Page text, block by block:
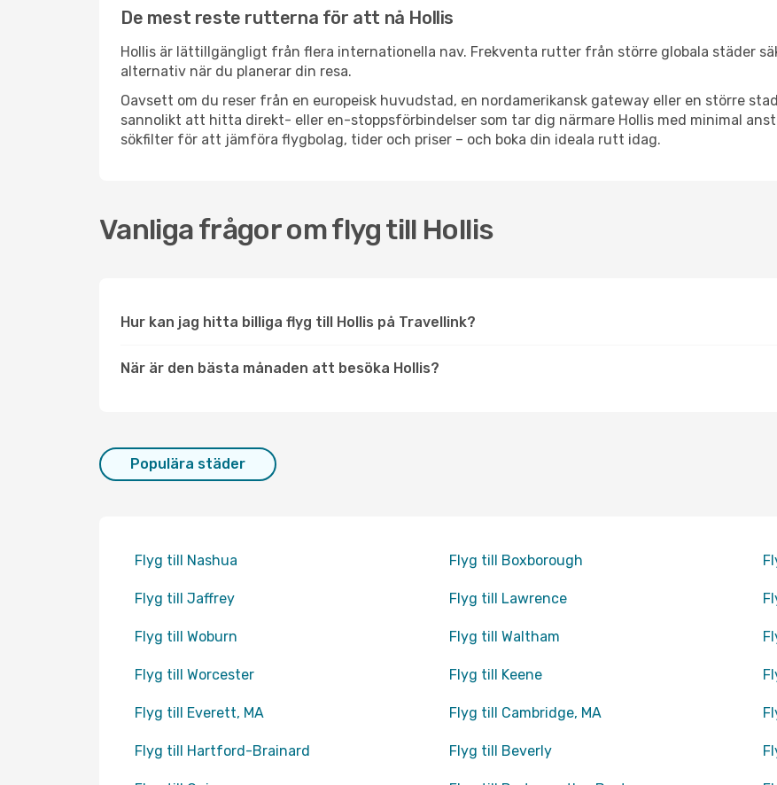
De mest reste rutterna för att nå Hollis
Hollis är lättillgängligt från flera internationella nav. Frekventa rutter från större globala städer
alternativ när du planerar din resa.
Oavsett om du reser från en europeisk huvudstad, en nordamerikansk gateway eller en större
sannolikt att hitta direkt- eller en-stoppsförbindelser som tar dig närmare Hollis med minimal
sökfilter för att jämföra flygbolag, tider och priser – och boka din ideala rutt idag.
Vanliga frågor om flyg till Hollis
Hur kan jag hitta billiga flyg till Hollis på Travellink?
När är den bästa månaden att besöka Hollis?
Populära städer
Flyg till Nashua Flyg till Boxborough
Flyg till Jaffrey Flyg till Lawrence
Flyg till Woburn Flyg till Waltham
Flyg till Worcester Flyg till Keene
Flyg till Everett, MA Flyg till Cambridge, MA
Flyg till Hartford-Brainard Flyg till Beverly